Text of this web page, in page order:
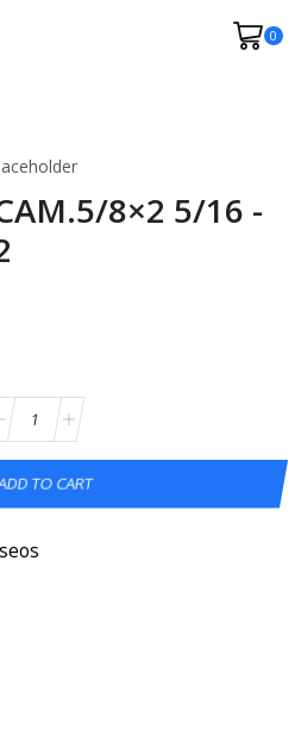
0
8×2 5/16 -
TO CART